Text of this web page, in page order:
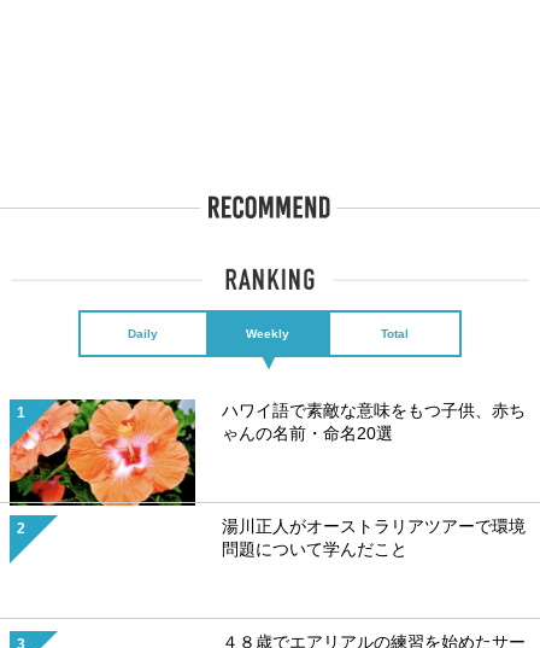
Daily Weekly Total
ハワイ語で素敵な意味をもつ子供、赤ち
ゃんの名前・命名20選
湯川正人がオーストラリアツアーで環境
問題について学んだこと
４８歳でエアリアルの練習を始めたサー